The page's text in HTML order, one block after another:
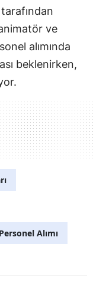
ve
alımında
beklenirken,
Alımı